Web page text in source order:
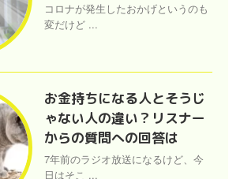
コロナが発生したおかげというのも
変だけど ...
お金持ちになる人とそうじ
ゃない人の違い？リスナー
からの質問への回答は
7年前のラジオ放送になるけど、今
日はそこ ...